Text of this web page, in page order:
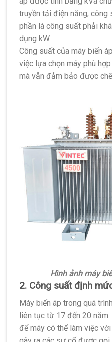
truyền tải điện năng, công
phần là công suất phải
dụng kW.
Công suất của máy biến
việc lựa chọn máy phù
mà vẫn đảm bảo được
Hình ảnh máy
2. Công suất định
Máy biến áp trong quá
liên tục từ 17 đến 20 năm.
để máy có thể làm việc